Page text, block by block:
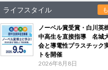
ライフスタイル
ノーベル賞受賞・白川英
中高生を直接指導 名城
会と導電性プラスチック
トを開催
2026年8月8日